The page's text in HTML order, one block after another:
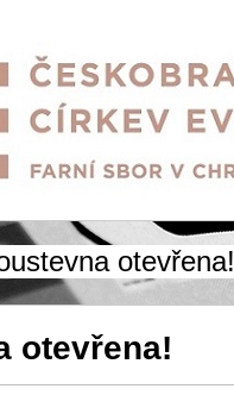
otevřena!
otevřena!